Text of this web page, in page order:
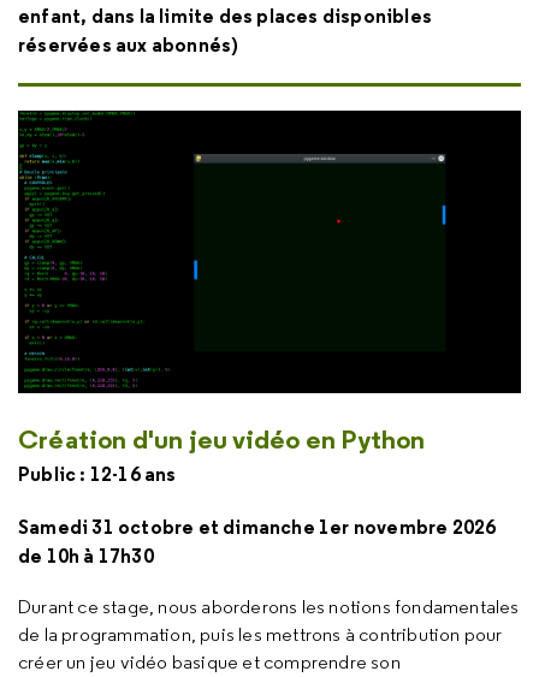
enfant, dans la limite des places disponibles
réservées aux abonnés)
Création d'un jeu vidéo en Python
Public : 12-16 ans
Samedi 31 octobre et dimanche 1er novembre 2026
de 10h à 17h30
Durant ce stage, nous aborderons les notions fondamentales
de la programmation, puis les mettrons à contribution pour
créer un jeu vidéo basique et comprendre son